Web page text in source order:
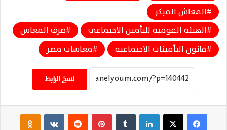
المعاش المبكر
الهيئة القومية للتأمين الاجتماعي
صرف المعاش
قانون التأمينات الاجتماعية
معاشات مصر
نسخ الرابط
فيسبوك ‫X لينكدإن بينتيريست ‏VKontakte